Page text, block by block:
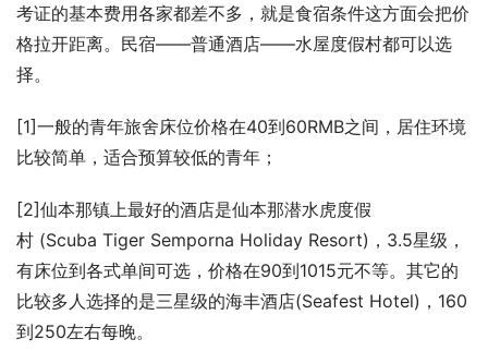
考证的基本费用各家都差不多，就是食宿条件这方面会把价
格拉开距离。民宿——普通酒店——水屋度假村都可以选
择。
[1]一般的青年旅舍床位价格在40到60RMB之间，居住环境
比较简单，适合预算较低的青年；
[2]仙本那镇上最好的酒店是仙本那潜水虎度假
村 (Scuba Tiger Semporna Holiday Resort)，3.5星级，
有床位到各式单间可选，价格在90到1015元不等。其它的
比较多人选择的是三星级的海丰酒店(Seafest Hotel)，160
到250左右每晚。